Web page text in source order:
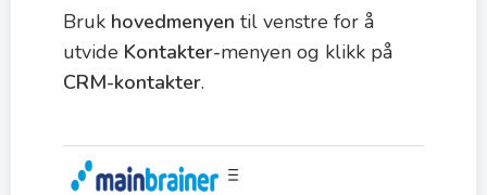
Bruk hovedmenyen til venstre for å
utvide Kontakter-menyen og klikk på
CRM-kontakter.